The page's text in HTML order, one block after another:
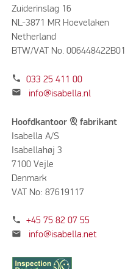
Zuiderinslag 16
NL-3871 MR Hoevelaken
Netherland
BTW/VAT No. 006448422B01
phone 033 25 411 00
mail info@isabella.nl
Hoofdkantoor & fabrikant
Isabella A/S
Isabellahøj 3
7100 Vejle
Denmark
VAT No: 87619117
phone +45 75 82 07 55
mail info@isabella.net